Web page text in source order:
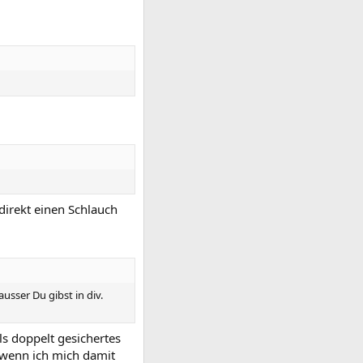
einen Schlauch
Du gibst in div.
doppelt gesichertes
ich mich damit